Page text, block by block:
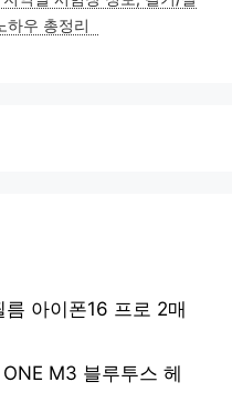
하우 총정리
아이폰16 프로 2매
M3 블루투스 헤